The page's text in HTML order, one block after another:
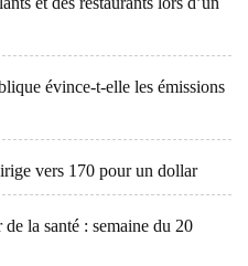
évince-t-elle les émissions
vers 170 pour un dollar
la santé : semaine du 20